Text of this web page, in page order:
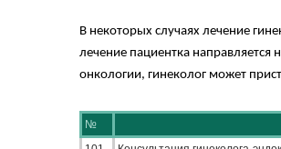
В некоторых случаях лечение
лечение пациентка направляется
онкологии, гинеколог может
№